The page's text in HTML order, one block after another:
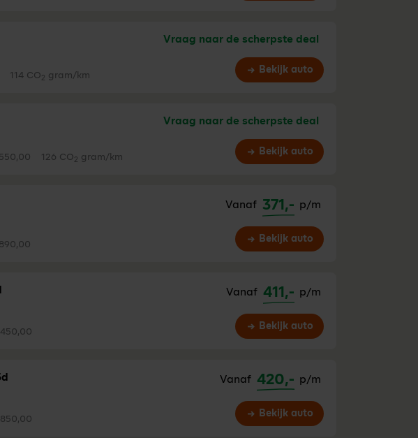
114 CO 2 gram/km
Vraag naar de scherpste deal
Bekijk auto
126 CO 2 gram/km
Vraag naar de scherpste deal
Bekijk auto
Vanaf 371,- p/m
Bekijk auto
Vanaf 411,- p/m
Bekijk auto
Vanaf 420,- p/m
Bekijk auto